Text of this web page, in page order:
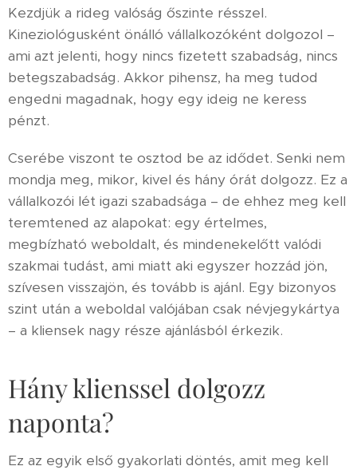
Kezdjük a rideg valóság őszinte résszel.
Kineziológusként önálló vállalkozóként dolgozol –
ami azt jelenti, hogy nincs fizetett szabadság, nincs
betegszabadság. Akkor pihensz, ha meg tudod
engedni magadnak, hogy egy ideig ne keress
pénzt.
Cserébe viszont te osztod be az idődet. Senki nem
mondja meg, mikor, kivel és hány órát dolgozz. Ez a
vállalkozói lét igazi szabadsága – de ehhez meg kell
teremtened az alapokat: egy értelmes,
megbízható weboldalt, és mindenekelőtt valódi
szakmai tudást, ami miatt aki egyszer hozzád jön,
szívesen visszajön, és tovább is ajánl. Egy bizonyos
szint után a weboldal valójában csak névjegykártya
– a kliensek nagy része ajánlásból érkezik.
Hány klienssel dolgozz
naponta?
Ez az egyik első gyakorlati döntés, amit meg kell